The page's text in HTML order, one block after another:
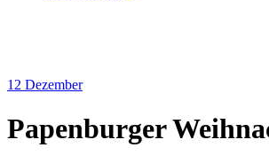
12 Dezember
Papenburger